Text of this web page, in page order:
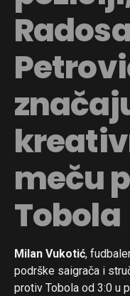
meču
Tobola
Milan Vukotić,
podrške saigrača i
protiv Tobola od 3:0 u